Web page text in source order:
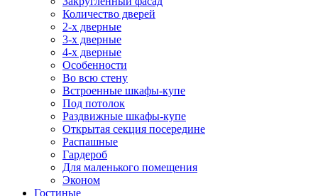
Количество дверей
2-х дверные
3-х дверные
4-х дверные
Особенности
Во всю стену
Встроенные шкафы-купе
Под потолок
Раздвижные шкафы-купе
Открытая секция посередине
Распашные
Гардероб
Для маленького помещения
Эконом
Гостиные